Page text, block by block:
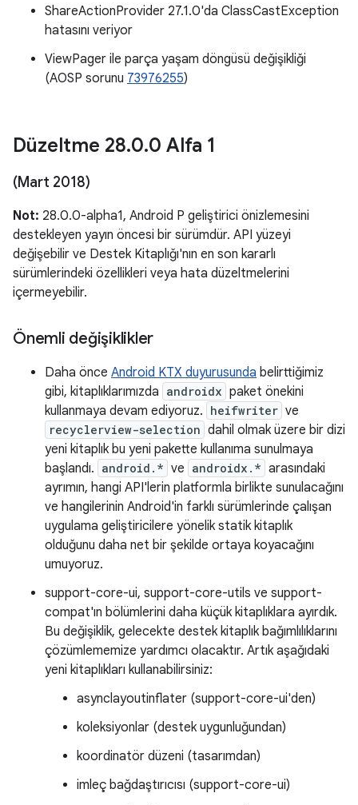
ShareActionProvider 27.1.0'da ClassCastException
hatasını veriyor
ViewPager ile parça yaşam döngüsü değişikliği
(AOSP sorunu 73976255)
Düzeltme 28.0.0 Alfa 1
(Mart 2018)
Not: 28.0.0-alpha1, Android P geliştirici önizlemesini
destekleyen yayın öncesi bir sürümdür. API yüzeyi
değişebilir ve Destek Kitaplığı'nın en son kararlı
sürümlerindeki özellikleri veya hata düzeltmelerini
içermeyebilir.
Önemli değişiklikler
Daha önce Android KTX duyurusunda belirttiğimiz
gibi, kitaplıklarımızda androidx paket önekini
kullanmaya devam ediyoruz. heifwriter ve
recyclerview-selection dahil olmak üzere bir dizi
yeni kitaplık bu yeni pakette kullanıma sunulmaya
başlandı. android.* ve androidx.* arasındaki
ayrımın, hangi API'lerin platformla birlikte sunulacağını
ve hangilerinin Android'in farklı sürümlerinde çalışan
uygulama geliştiricilere yönelik statik kitaplık
olduğunu daha net bir şekilde ortaya koyacağını
umuyoruz.
support-core-ui, support-core-utils ve support-
compat'ın bölümlerini daha küçük kitaplıklara ayırdık.
Bu değişiklik, gelecekte destek kitaplık bağımlılıklarını
çözümlememize yardımcı olacaktır. Artık aşağıdaki
yeni kitaplıkları kullanabilirsiniz:
asynclayoutinflater (support-core-ui'den)
koleksiyonlar (destek uygunluğundan)
koordinatör düzeni (tasarımdan)
imleç bağdaştırıcısı (support-core-ui)